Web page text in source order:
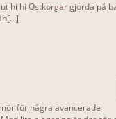
hi hi Ostkorgar gjorda på
för några avancerade